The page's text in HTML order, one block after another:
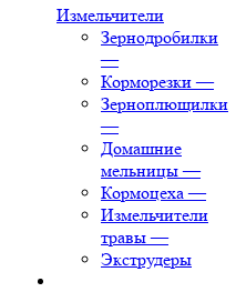
Измельчители
Зернодробилки
—
Корморезки —
Зерноплющилки
—
Домашние
мельницы —
Кормоцеха —
Измельчители
травы —
Экструдеры